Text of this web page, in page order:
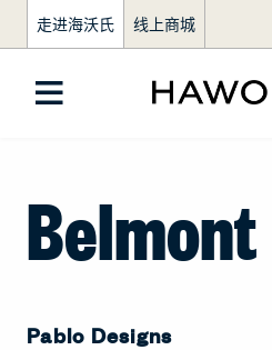
走进海沃氏 线上商城
Belmont
Pablo Designs